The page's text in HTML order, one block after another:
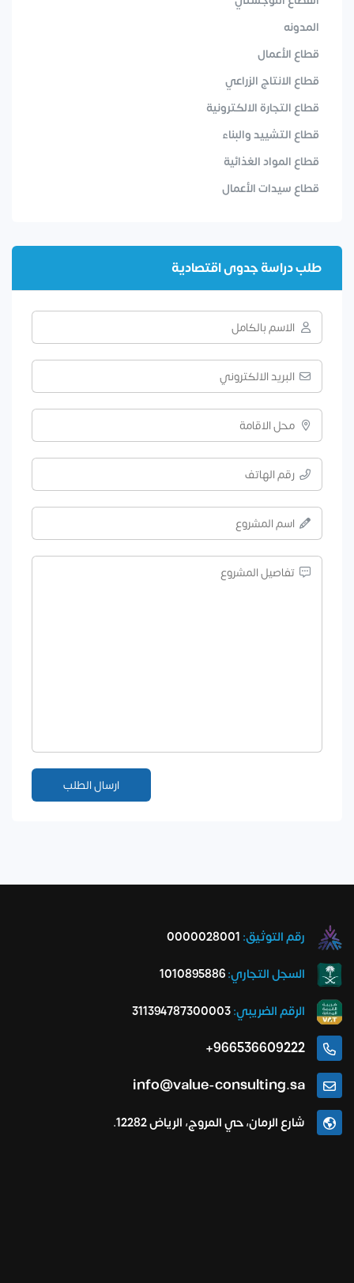
المدونه
قطاع الأعمال
قطاع الانتاج الزراعي
قطاع التجارة الالكترونية
قطاع التشييد والبناء
قطاع المواد الغذائية
قطاع سيدات الأعمال
طلب دراسة جدوى اقتصادية
رقم التوثيق: 0000028001
السجل التجاري:1010895886
الرقم الضريبي:311394787300003
966536609222+
info@value-consulting.sa
شارع الرمان، حي المروج، الرياض 12282.